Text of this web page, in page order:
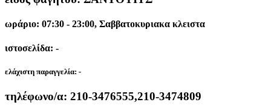
ωράριο: 07:30 - 23:00, Σαββατοκυριακα κλειστα
ιστοσελίδα: -
ελάχιστη παραγγελία: -
τηλέφωνο/α: 210-3476555,210-3474809